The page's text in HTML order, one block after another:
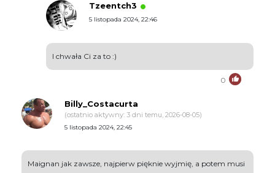
Tzeentch3
5 listopada 2024, 22:46
I chwała Ci za to :)
0
Billy_Costacurta
(ostatnio aktywny: 3 dni temu, 2026-08-05)
5 listopada 2024, 22:45
Maignan jak zawsze, najpierw pięknie wyjmię, a potem musi